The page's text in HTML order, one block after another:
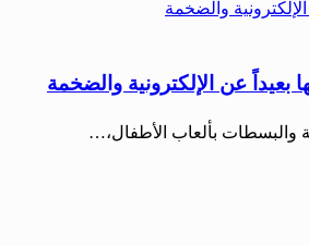
بعيداً عن الإلكترونية والضخمة
والبسطات بألعاب الأطفال،…